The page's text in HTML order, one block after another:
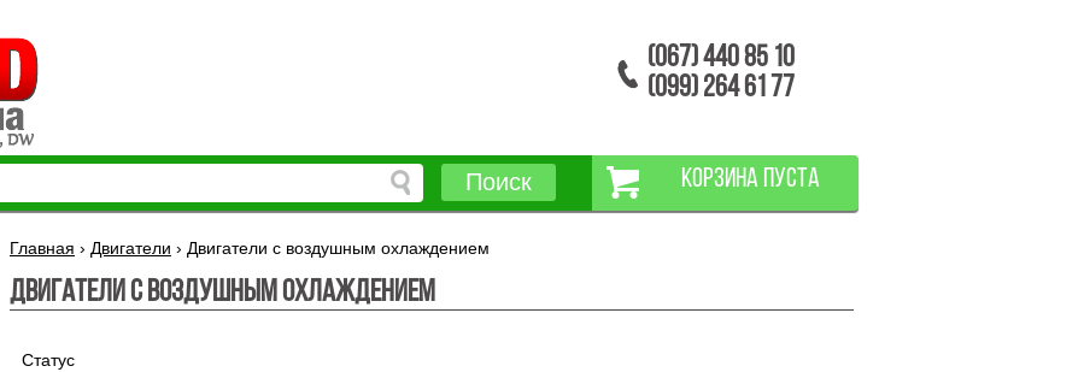
(067) 440 85 10
(099) 264 61 77
Поиск КОРЗИНА ПУСТА
Главная › Двигатели › Двигатели с воздушным охлаждением
Двигатели с воздушным охлаждением
Статус